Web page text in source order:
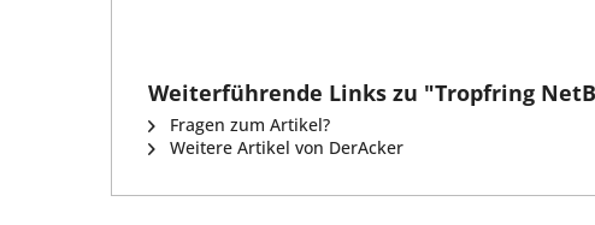
Weiterführende Links zu "Tropfring
Fragen zum Artikel?
Weitere Artikel von DerAcker